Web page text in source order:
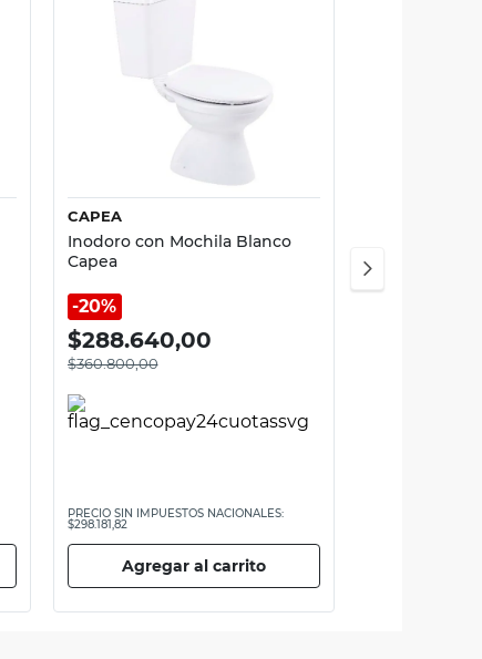
CAPEA
Inodoro con Mochila Blanco
Capea
20%
$288.640,00
$360.800,00
PRECIO SIN IMPUESTOS NACIONALES:
$298.181,82
Agregar al carrito